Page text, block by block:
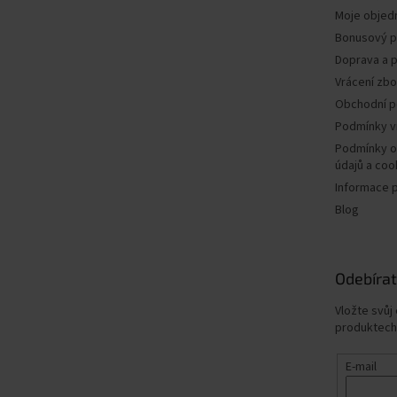
Moje
Bonusový
Doprava a
Vrácení
Obchodní
Podmínky
Podmínky
údajů a
Informace
Blog
Vložte svůj
E-mail